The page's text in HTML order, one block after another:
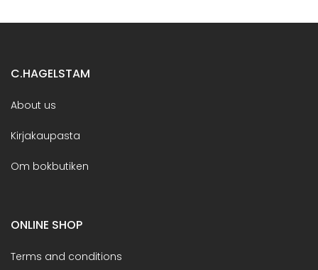
C.HAGELSTAM
About us
Kirjakaupasta
Om bokbutiken
ONLINE SHOP
Terms and conditions